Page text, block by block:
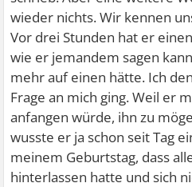
wieder nichts. Wir kennen
Vor drei Stunden hat er
wie er jemandem sagen
mehr auf einen hätte. Ich
Frage an mich ging. Weil er
anfangen würde, ihn zu
wusste er ja schon seit Tag
meinem Geburtstag, dass
hinterlassen hatte und sich